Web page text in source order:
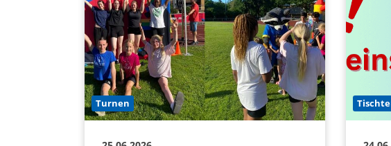
Turnen
+49 (0) 30 38002-40
info@scs-berlin.de